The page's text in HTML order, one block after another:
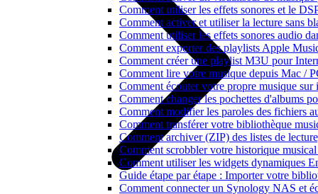
Comment utiliser les effets sonores et le
Comment activer et utiliser la lecture sans
Comment utiliser les effets sonores audio
Comment exporter des playlists Apple
Comment créer une playlist M3U pour
Comment lire votre musique depuis Mac /
Comment écouter votre propre musique sur
Comment changer les pochettes d'albums
Comment modifier les paroles des fichiers
Comment transférer votre bibliothèque
Comment archiver (ZIP) des listes de
Comment scrobbler votre historique
Comment utiliser les widgets dynamiques
Guide étape par étape : Importer votre
Comment connecter un Synology NAS et